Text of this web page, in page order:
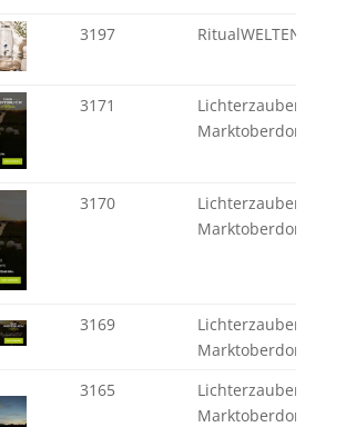
3197 RitualWELTEN Shop
3171
Lichterzauber -
Marktoberdorf
3170
Lichterzauber
Marktoberdorf
3169
Lichterzauber
Marktoberdorf
3165
Lichterzauber -
Marktoberdorf